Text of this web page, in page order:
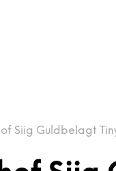
Siig Guldbelagt